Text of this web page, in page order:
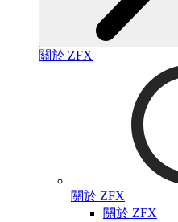
關於 ZFX
關於 ZFX
關於 ZFX